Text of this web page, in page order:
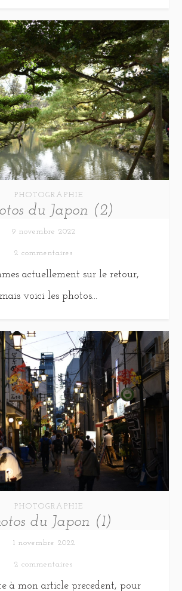
PHOTOGRAPHIE
du Japon (2)
9 novembre 2022
2 commentaires
actuellement sur le retour,
mais voici les photos...
PHOTOGRAPHIE
du Japon (1)
1 novembre 2022
2 commentaires
à mon article precedent, pour